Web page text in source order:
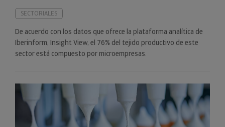
SECTORIALES
De acuerdo con los datos que ofrece la plataforma analítica de
Iberinform, Insight View, el 76% del tejido productivo de este
sector está compuesto por microempresas.